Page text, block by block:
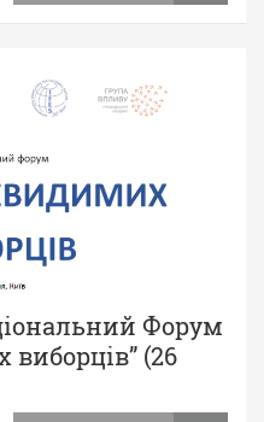
Форум
(26